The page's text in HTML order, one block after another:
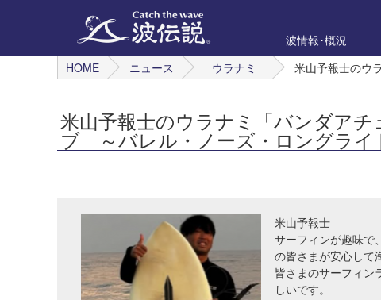
波情報･概況
HOME
ニュース ウラナミ 米山予報士のウ
米山予報士のウラナミ「バンダア
ブ ～バレル・ノーズ・ロングライ
米山予報士
サーフィンが趣味で
の皆さまが安心して
皆さまのサーフィン
しいです。